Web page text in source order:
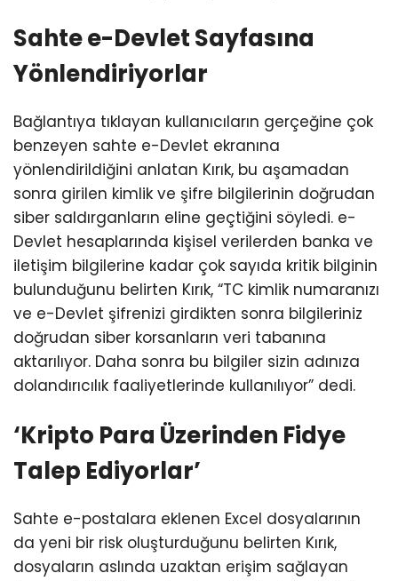
Sahte e-Devlet Sayfasına
Yönlendiriyorlar
Bağlantıya tıklayan kullanıcıların gerçeğine çok
benzeyen sahte e-Devlet ekranına
yönlendirildiğini anlatan Kırık, bu aşamadan
sonra girilen kimlik ve şifre bilgilerinin doğrudan
siber saldırganların eline geçtiğini söyledi. e-
Devlet hesaplarında kişisel verilerden banka ve
iletişim bilgilerine kadar çok sayıda kritik bilginin
bulunduğunu belirten Kırık, “TC kimlik numaranızı
ve e-Devlet şifrenizi girdikten sonra bilgileriniz
doğrudan siber korsanların veri tabanına
aktarılıyor. Daha sonra bu bilgiler sizin adınıza
dolandırıcılık faaliyetlerinde kullanılıyor” dedi.
‘Kripto Para Üzerinden Fidye
Talep Ediyorlar’
Sahte e-postalara eklenen Excel dosyalarının
da yeni bir risk oluşturduğunu belirten Kırık,
dosyaların aslında uzaktan erişim sağlayan